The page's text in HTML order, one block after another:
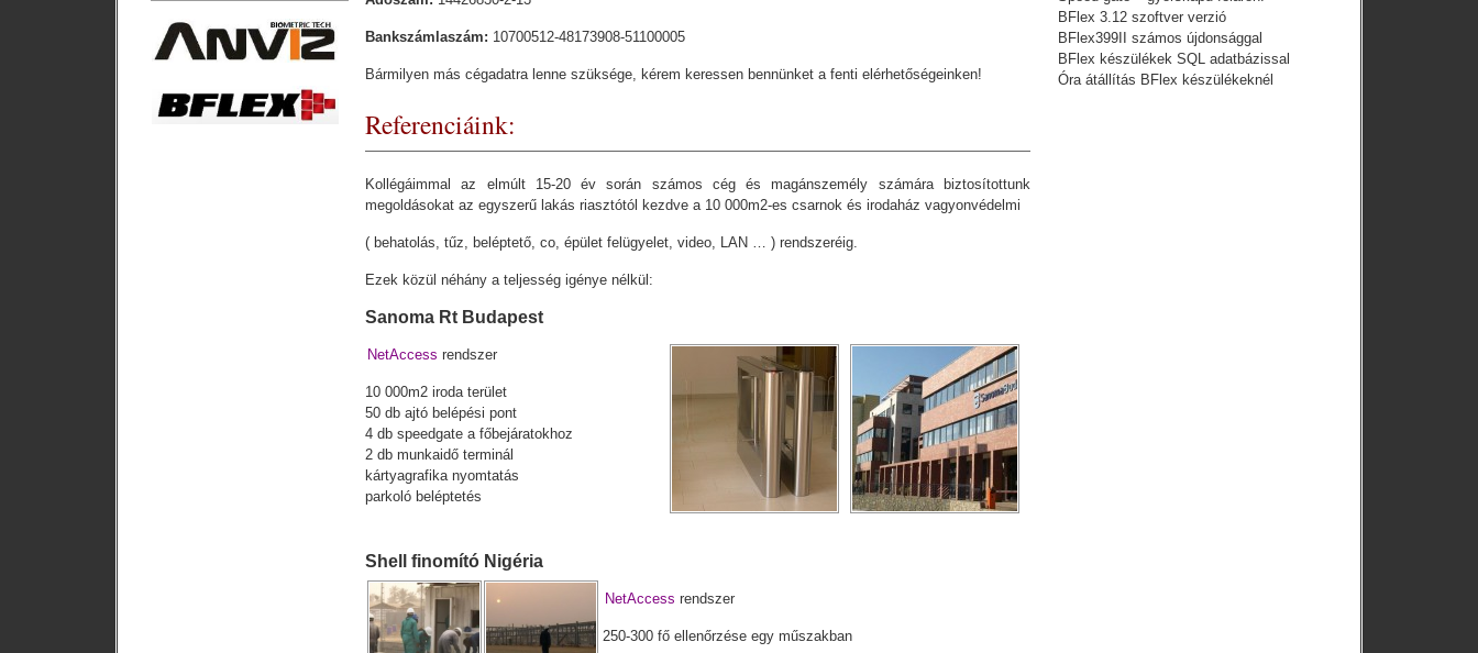
Bankszámlaszám: 10700512-48173908-51100005
Bármilyen más cégadatra lenne szüksége, kérem keressen bennünket a fenti elérhetőségeinken!
Referenciáink:
Kollégáimmal az elmúlt 15-20 év során számos cég és magánszemély számára biztosítottunk
megoldásokat az egyszerű lakás riasztótól kezdve a 10 000m2-es csarnok és irodaház vagyonvédelmi
( behatolás, tűz, beléptető, co, épület felügyelet, video, LAN … ) rendszeréig.
Ezek közül néhány a teljesség igénye nélkül:
Sanoma Rt Budapest
NetAccess rendszer
10 000m2 iroda terület
50 db ajtó belépési pont
4 db speedgate a főbejáratokhoz
2 db munkaidő terminál
kártyagrafika nyomtatás
parkoló beléptetés
Shell finomító Nigéria
NetAccess rendszer
250-300 fő ellenőrzése egy műszakban
BFlex 3.12 szoftver verzió
BFlex399II számos újdonsággal
BFlex készülékek SQL adatbázissal
Óra átállítás BFlex készülékeknél